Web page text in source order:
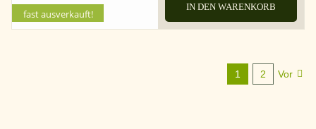
fast ausverkauft!
IN DEN WARENKORB
1 2 Vor